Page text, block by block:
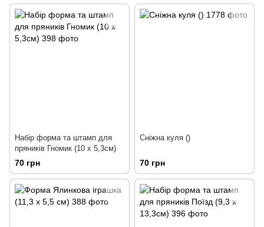
Набір форма та штамп для
пряників Гномик (10 х 5,3см)
70 грн
Сніжна куля ()
70 грн